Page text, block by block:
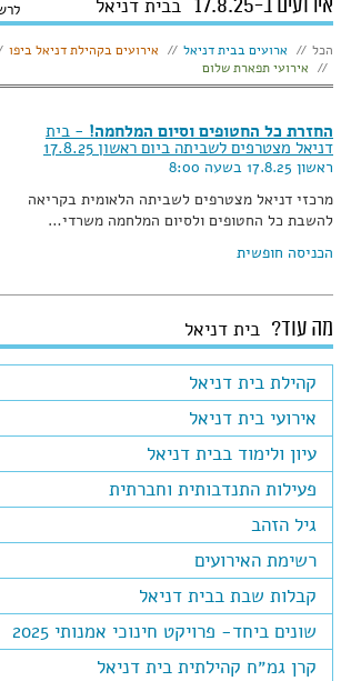
אירועים ב-17.8.25 בבית דניאל
הצג:
הכל ארועים בבית דניאל אירועים בקהילת דניאל ביפו
אירועי תפארת שלום
החזרת כל החטופים וסיום המלחמה! - בית
דניאל מצטרפים לשביתה ביום ראשון 17.8.25
ראשון 17.8.25 בשעה 8:00
מרכזי דניאל מצטרפים לשביתה הלאומית בקריאה
להשבת כל החטופים ולסיום המלחמה משרדי…
הכניסה חופשית
מה עוד? בית דניאל
קהילת בית דניאל
אירועי בית דניאל
עיון ולימוד בבית דניאל
פעילות התנדבותית וחברתית
גיל הזהב
רשימת האירועים
קבלות שבת בבית דניאל
שונים ביחד- פרויקט חינוכי אמנותי 2025
קרן גמ״ח קהילתית בית דניאל